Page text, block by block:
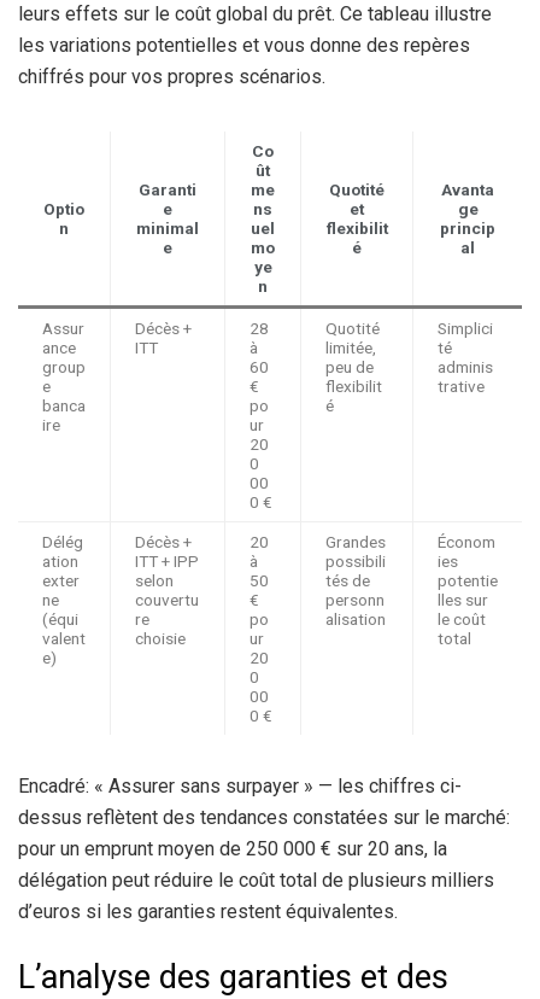
leurs effets sur le coût global du prêt. Ce tableau illustre
les variations potentielles et vous donne des repères
chiffrés pour vos propres scénarios.
Optio
n
Garanti
e
minimal
e
Co
ût
me
ns
uel
mo
ye
n
Quotité
et
flexibilit
é
Avanta
ge
princip
al
Assur
ance
group
e
banca
ire
Décès +
ITT
28
à
60
€
po
ur
20
0
00
0 €
Quotité
limitée,
peu de
flexibilit
é
Simplici
té
adminis
trative
Délég
ation
exter
ne
(équi
valent
e)
Décès +
ITT + IPP
selon
couvertu
re
choisie
20
à
50
€
po
ur
20
0
00
0 €
Grandes
possibili
tés de
personn
alisation
Économ
ies
potentie
lles sur
le coût
total
Encadré: « Assurer sans surpayer » — les chiffres ci-
dessus reflètent des tendances constatées sur le marché:
pour un emprunt moyen de 250 000 € sur 20 ans, la
délégation peut réduire le coût total de plusieurs milliers
d’euros si les garanties restent équivalentes.
L’analyse des garanties et des